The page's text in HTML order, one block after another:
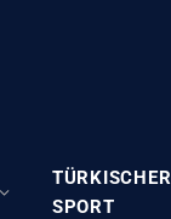
TÜRKISCHER
SPORT